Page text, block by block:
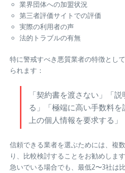
業界団体への加盟状況
第三者評価サイトでの評価
実際の利用者の声
法的トラブルの有無
特に警戒すべき悪質業者の特徴とし
られます：
「契約書を渡さない」「
る」「極端に高い手数料
上の個人情報を要求する」
信頼できる業者を選ぶためには、複
り、比較検討することをお勧めします
急いでいる場合でも、最低2〜3社は